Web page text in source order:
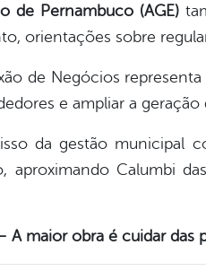
de Pernambuco (AGE)
orientações sobre
de Negócios
e ampliar a
da gestão municipal
aproximando Calumbi
maior obra é cuidar das